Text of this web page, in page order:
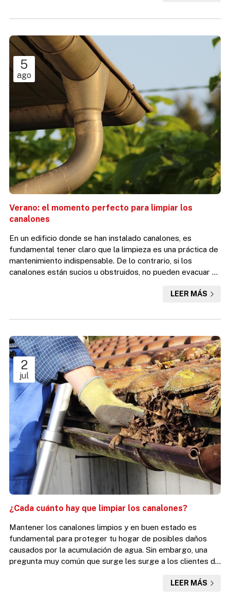
se acumule y cause daños en las paredes, cimientos, jardín
5
ago
Verano: el momento perfecto para limpiar los
canalones
En un edificio donde se han instalado canalones, es
fundamental tener claro que la limpieza es una práctica de
mantenimiento indispensable. De lo contrario, si los
canalones están sucios u obstruidos, no pueden evacuar el
momento perfecto para limpiarlos? Aunque no hay una
expertos en mantenimiento, reparación y limpieza de
qué el verano es...
LEER MÁS
2
jul
¿Cada cuánto hay que limpiar los canalones?
Mantener los canalones limpios y en buen estado es
fundamental para proteger tu hogar de posibles daños
causados por la acumulación de agua. Sin embargo, una
pregunta muy común que surge les surge a los clientes de
de canalones en A Coruña y Ferrol, es: ¿cada cuánto hay
LEER MÁS